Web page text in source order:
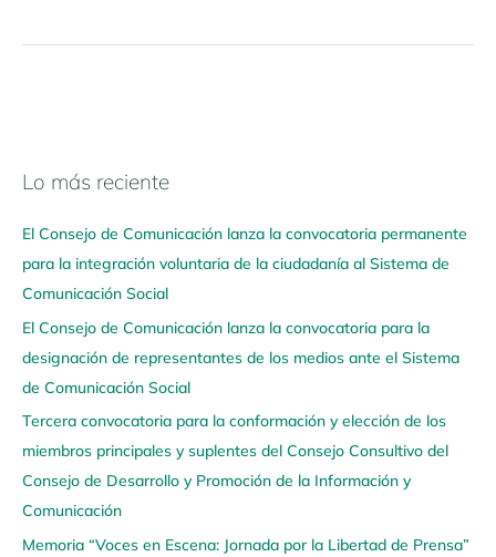
Lo más reciente
El Consejo de Comunicación lanza la convocatoria permanente
para la integración voluntaria de la ciudadanía al Sistema de
Comunicación Social
El Consejo de Comunicación lanza la convocatoria para la
designación de representantes de los medios ante el Sistema
de Comunicación Social
Tercera convocatoria para la conformación y elección de los
miembros principales y suplentes del Consejo Consultivo del
Consejo de Desarrollo y Promoción de la Información y
Comunicación
Memoria “Voces en Escena: Jornada por la Libertad de Prensa”
N
v
e
g
a
a
q
u
í